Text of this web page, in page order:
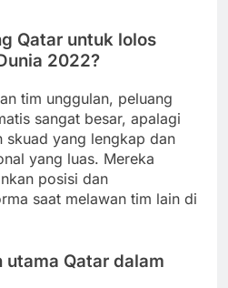
Qatar untuk lolos
2022?
tim unggulan, peluang
sangat besar, apalagi
skuad yang lengkap dan
yang luas. Mereka
posisi dan
saat melawan tim lain di
Qatar dalam